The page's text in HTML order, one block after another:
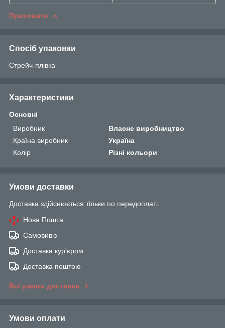
Приховати
Спосіб упаковки
Стрейч-плівка
Характеристики
Основні
Виробник
Власне виробництво
Країна виробник
Україна
Колір
Різні кольори
Умови доставки
Доставка здійснюється тільки по передоплаті.
Нова Пошта
Самовивіз
Доставка кур'єром
Доставка поштою
Всі умови доставки
Умови оплати